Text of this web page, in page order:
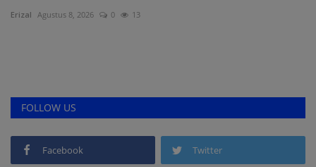
Erizal Agustus 8, 2026 0 13
FOLLOW US
Facebook Twitter